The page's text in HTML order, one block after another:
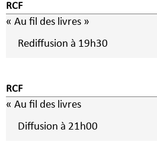
RCF
« Au fil des livres »
Rediffusion à 19h30
RCF
« Au fil des livres
Diffusion à 21h00